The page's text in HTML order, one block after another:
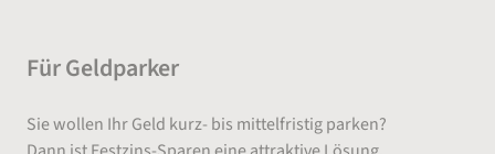
Für Geldparker
Sie wollen Ihr Geld kurz- bis mittelfristig parken?